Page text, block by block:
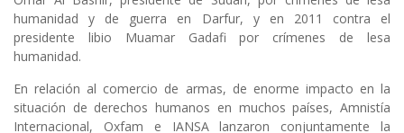
humanidad y de guerra en Darfur, y en 2011 contra el
presidente libio Muamar Gadafi por crímenes de lesa
humanidad.
En relación al comercio de armas, de enorme impacto en la
situación de derechos humanos en muchos países, Amnistía
Internacional, Oxfam e IANSA lanzaron conjuntamente la